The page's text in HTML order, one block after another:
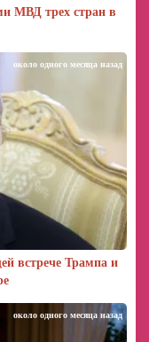
МВД трех стран в
встрече Трампа и
около одного месяца назад
около одного месяца назад